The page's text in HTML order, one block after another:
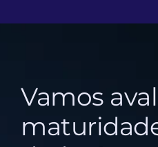
Vamos